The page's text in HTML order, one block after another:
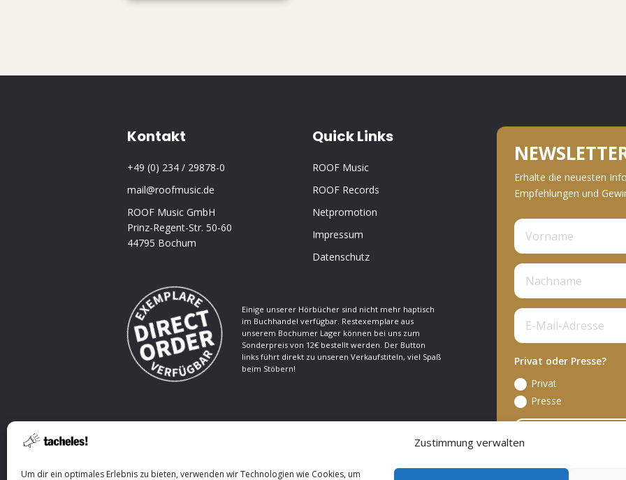
Zustimmung verwalten
Um dir ein optimales Erlebnis zu bieten, verwenden wir Technologien wie Cookies, um
Kontakt
+49 (0) 234 / 29878-0
mail@roofmusic.de
ROOF Music GmbH
Prinz-Regent-Str. 50-60
44795 Bochum
Quick Links
ROOF Music
ROOF Records
Netpromotion
Impressum
Datenschutz
Einige unserer Hörbücher sind nicht mehr haptisch
im Buchhandel verfügbar. Restexemplare aus
unserem Bochumer Lager können bei uns zum
Sonderpreis von 12€ bestellt werden. Der Button
links führt direkt zu unseren Verkaufstiteln, viel Spaß
beim Stöbern!
Erhalte die neuesten
Empfehlungen und
Privat oder Presse?
Privat
Presse